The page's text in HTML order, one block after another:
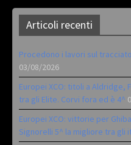
Articoli recenti
Procedono i lavori sul
03/08/2026
Europei XCO: titoli a
tra gli Elite. Corvi fora ed è 4^
Europei XCO: vittorie per
Signorelli 5^ la migliore tra gli